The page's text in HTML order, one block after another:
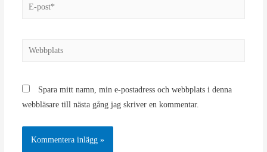
E-
Webbplats
Spara mitt namn, min e-postadress och webbplats i denna
webbläsare till nästa gång jag skriver en kommentar.